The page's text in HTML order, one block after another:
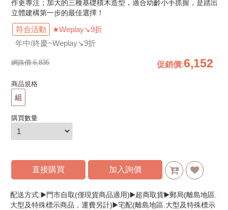
作更專注；加大的三種基礎積木造型，適合幼齡小手抓握，是踏出
立體建構第一步的最佳選擇！
符合活動
★Weplay↘9折
年中/終慶~Weplay↘9折
網路價:6,835 促銷價:6,152
商品規格
組
購買數量
直接購買 加入詢價
配送方式:▶️門市自取(僅現貨商品適用)▶️超商取貨▶️郵局(離島地區.
大型及特殊標示商品，運費另計)▶️宅配(離島地區.大型及特殊標示